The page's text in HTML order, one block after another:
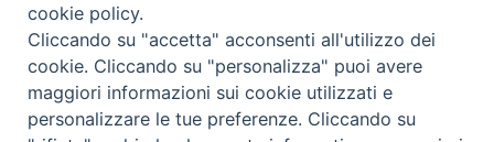
CONTATTI:
LUCERA: Piazza Duomo, 13 - 71036 Lucera (FG) − tel.
Vescovo: tel/fax 0881/522244 - e-mail:
vescovo@diocesiluceratroia.it
: Piazza Episcopio - 71029 Troia (FG) − tel. 0881/977051
cookie policy.
Cliccando su "accetta" acconsenti all'utilizzo dei
cookie. Cliccando su "personalizza" puoi avere
maggiori informazioni sui cookie utilizzati e
personalizzare le tue preferenze. Cliccando su